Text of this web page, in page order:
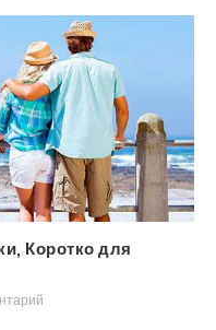
Коротко для